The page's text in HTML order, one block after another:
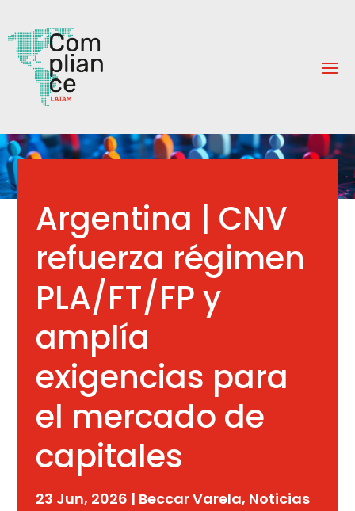
Argentina | CNV
refuerza régimen
PLA/FT/FP y
amplía
exigencias para
el mercado de
capitales
23 Jun, 2026 | Beccar Varela, Noticias